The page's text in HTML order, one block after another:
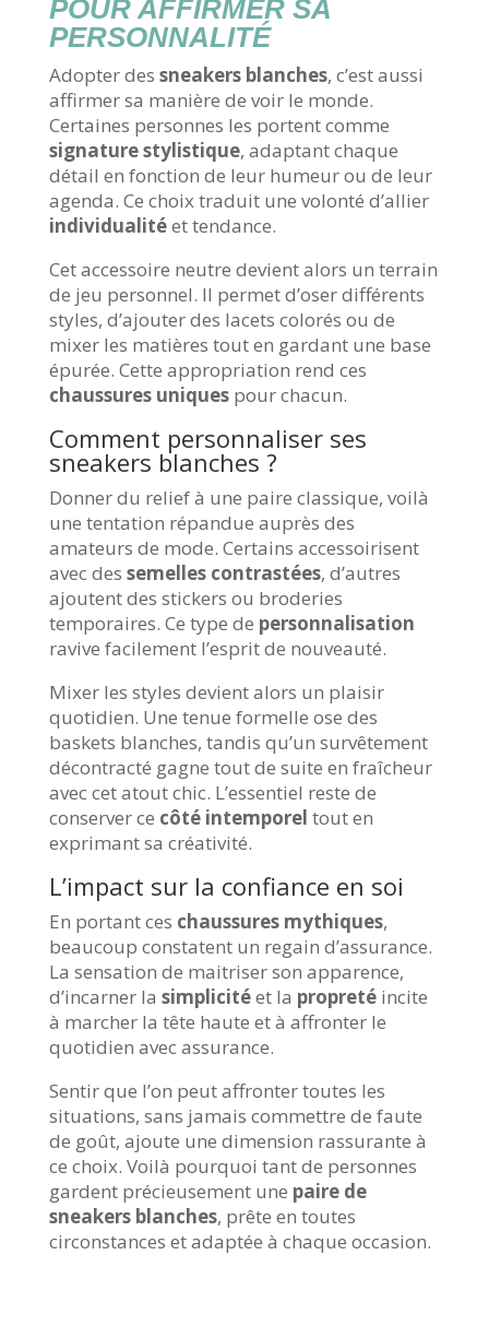
POUR AFFIRMER SA
PERSONNALITÉ
Adopter des sneakers blanches, c’est aussi
affirmer sa manière de voir le monde.
Certaines personnes les portent comme
signature stylistique, adaptant chaque
détail en fonction de leur humeur ou de leur
agenda. Ce choix traduit une volonté d’allier
individualitéet tendance.
Cet accessoire neutre devient alors un terrain
de jeu personnel. Il permet d’oser différents
styles, d’ajouter des lacets colorés ou de
mixer les matières tout en gardant une base
épurée. Cette appropriation rend ces
chaussures uniquespour chacun.
Comment personnaliser ses
sneakers blanches ?
Donner du relief à une paire classique, voilà
une tentation répandue auprès des
amateurs de mode. Certains accessoirisent
avec des semelles contrastées, d’autres
ajoutent des stickers ou broderies
temporaires. Ce type de personnalisation
ravive facilement l’esprit de nouveauté.
Mixer les styles devient alors un plaisir
quotidien. Une tenue formelle ose des
baskets blanches, tandis qu’un survêtement
décontracté gagne tout de suite en fraîcheur
avec cet atout chic. L’essentiel reste de
conserver ce côté intemporel tout en
exprimant sa créativité.
L’impact sur la confiance en soi
En portant ces chaussures mythiques,
beaucoup constatent un regain d’assurance.
La sensation de maitriser son apparence,
d’incarner la simplicitéet la propretéincite
à marcher la tête haute et à affronter le
quotidien avec assurance.
Sentir que l’on peut affronter toutes les
situations, sans jamais commettre de faute
de goût, ajoute une dimension rassurante à
ce choix. Voilà pourquoi tant de personnes
gardent précieusement une paire de
sneakers blanches, prête en toutes
circonstances et adaptée à chaque occasion.